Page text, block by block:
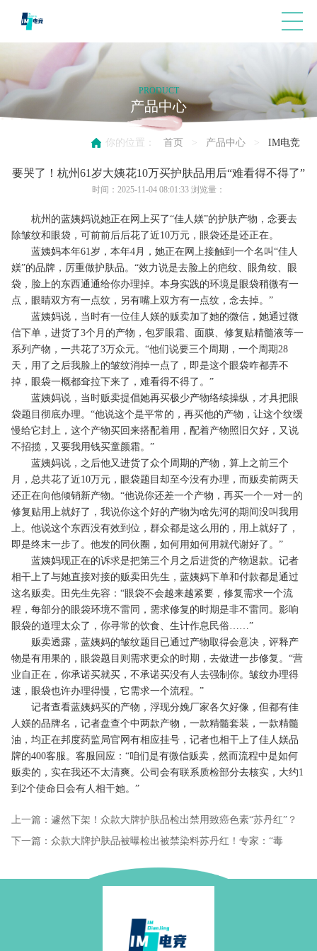
PRODUCT
产品中心
你的位置： 首页 > 产品中心 > IM电竞
要哭了！杭州61岁大姨花10万买护肤品用后“难看得不得了”
时间：2025-11-04 08:01:33 浏览量：
杭州的蓝姨妈说她正在网上买了“佳人媄”的护肤产物，念要去
除皱纹和眼袋，可前前后后花了近10万元，眼袋还是还正在。
蓝姨妈本年61岁，本年4月，她正在网上接触到一个名叫“佳人
媄”的品牌，厉重做护肤品。“效力说是去脸上的疤纹、眼角纹、眼
袋，脸上的东西通通给你办理掉。本身实践的环境是眼袋稍微有一
点，眼睛双方有一点纹，另有嘴上双方有一点纹，念去掉。”
蓝姨妈说，当时有一位佳人媄的贩卖加了她的微信，她通过微
信下单，进货了3个月的产物，包罗眼霜、面膜、修复贴精髓液等一
系列产物，一共花了3万众元。“他们说要三个周期，一个周期28
天，用了之后我脸上的皱纹消掉一点了，即是这个眼袋咋都弄不
掉，眼袋一概都耷拉下来了，难看得不得了。”
蓝姨妈说，当时贩卖提倡她再买极少产物络续操纵，才具把眼
袋题目彻底办理。“他说这个是平常的，再买他的产物，让这个纹缓
慢给它封上，这个产物买回来搭配着用，配着产物照旧欠好，又说
不招揽，又要我用钱买童颜霜。”
蓝姨妈说，之后他又进货了众个周期的产物，算上之前三个
月，总共花了近10万元，眼袋题目却至今没有办理，而贩卖前两天
还正在向他倾销新产物。“他说你还差一个产物，再买一个一对一的
修复贴用上就好了，我说你这个好的产物为啥先河的期间没叫我用
上。他说这个东西没有效到位，群众都是这么用的，用上就好了，
即是终末一步了。他发的同伙圈，如何用如何用就代谢好了。”
蓝姨妈现正在的诉求是把第三个月之后进货的产物退款。记者
相干上了与她直接对接的贩卖田先生，蓝姨妈下单和付款都是通过
这名贩卖。田先生先容：“眼袋不会越来越紧要，修复需求一个流
程，每部分的眼袋环境不雷同，需求修复的时期是非不雷同。影响
眼袋的道理太众了，你寻常的饮食、生计作息民俗……”
贩卖透露，蓝姨妈的皱纹题目已通过产物取得会意决，评释产
物是有用果的，眼袋题目则需求更众的时期，去做进一步修复。“营
业自正在，你承诺买就买，不承诺买没有人去强制你。皱纹办理得
速，眼袋也许办理得慢，它需求一个流程。”
记者查看蓝姨妈买的产物，浮现分娩厂家各欠好像，但都有佳
人媄的品牌名，记者盘查个中两款产物，一款精髓套装，一款精髓
油，均正在邦度药监局官网有相应挂号，记者也相干上了佳人媄品
牌的400客服。客服回应：“咱们是有微信贩卖，然而流程中是如何
贩卖的，实在我还不太清爽。公司会有联系质检部分去核实，大约1
到2个使命日会有人相干她。”
上一篇：遽然下架！众款大牌护肤品检出禁用致癌色素“苏丹红”？
品牌危险回应
下一篇：众款大牌护肤品被曝检出被禁染料苏丹红！专家：“毒